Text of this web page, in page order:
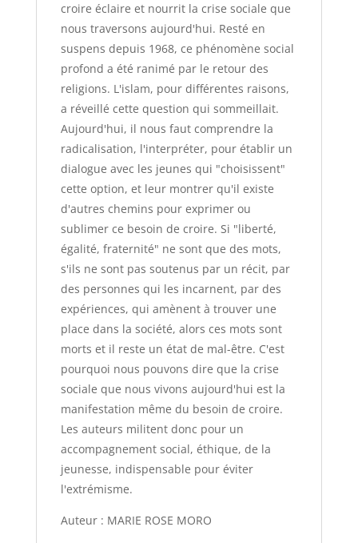
croire éclaire et nourrit la crise sociale que
nous traversons aujourd'hui. Resté en
suspens depuis 1968, ce phénomène social
profond a été ranimé par le retour des
religions. L'islam, pour différentes raisons,
a réveillé cette question qui sommeillait.
Aujourd'hui, il nous faut comprendre la
radicalisation, l'interpréter, pour établir un
dialogue avec les jeunes qui "choisissent"
cette option, et leur montrer qu'il existe
d'autres chemins pour exprimer ou
sublimer ce besoin de croire. Si "liberté,
égalité, fraternité" ne sont que des mots,
s'ils ne sont pas soutenus par un récit, par
des personnes qui les incarnent, par des
expériences, qui amènent à trouver une
place dans la société, alors ces mots sont
morts et il reste un état de mal-être. C'est
pourquoi nous pouvons dire que la crise
sociale que nous vivons aujourd'hui est la
manifestation même du besoin de croire.
Les auteurs militent donc pour un
accompagnement social, éthique, de la
jeunesse, indispensable pour éviter
l'extrémisme.
Auteur : MARIE ROSE MORO